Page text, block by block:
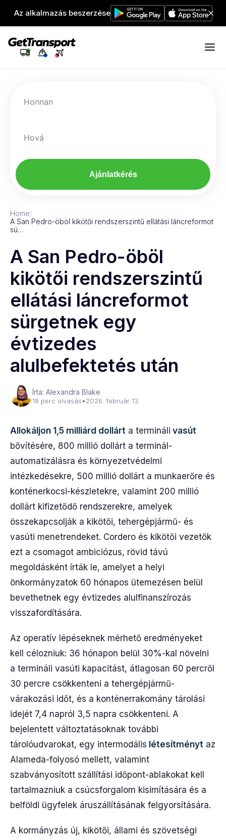
Az alkalmazás beszerzése
Honnan
Hová
Ajánlatkérés
Home/
A San Pedro-öböl kikötői rendszerszintű ellátási láncreformot
sü…
A San Pedro-öböl
kikötői rendszerszintű
ellátási láncreformot
sürgetnek egy
évtizedes
alulbefektetés után
Írta: Alexandra Blake
18 perc olvasás•2026. február 13.
Allokáljon 1,5 milliárd dollárt a termináli vasút
bővítésére, 800 millió dollárt a terminál-
automatizálásra és környezetvédelmi
intézkedésekre, 500 millió dollárt a munkaerőre és
konténerkocsi-készletekre, valamint 200 millió
dollárt kifizetődő rendszerekre, amelyek
összekapcsolják a kikötői, tehergépjármű- és
vasúti menetrendeket. Cordero és kikötői vezetők
ezt a csomagot ambiciózus, rövid távú
megoldásként írták le, amelyet a helyi
önkormányzatok 60 hónapos ütemezésen belül
bevethetnek egy évtizedes alulfinanszírozás
visszafordítására.
Az operatív lépéseknek mérhető eredményeket
kell célozniuk: 36 hónapon belül 30%-kal növelni
a termináli vasúti kapacitást, átlagosan 60 percről
30 percre csökkenteni a tehergépjármű-
várakozási időt, és a konténerrakomány tárolási
idejét 7,4 napról 3,5 napra csökkenteni. A
bejelentett változtatásoknak további
tárolóudvarokat, egy intermodális létesítményt az
Alameda-folyosó mellett, valamint
szabványosított szállítási időpont-ablakokat kell
tartalmazniuk a csúcsforgalom kisimítására és a
belföldi ügyfelek áruszállításának felgyorsítására.
A kormányzás új, kikötői, állami és szövetségi